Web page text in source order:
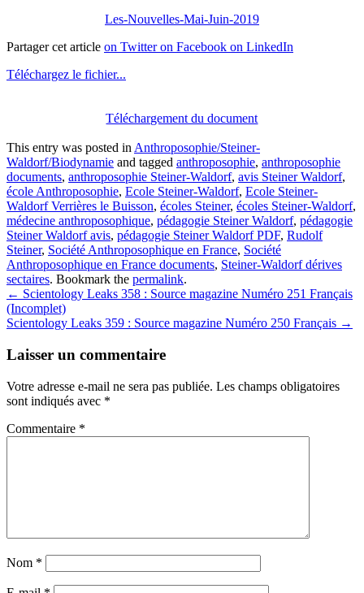
Les-Nouvelles-Mai-Juin-2019
Partager cet article on Twitter on Facebook on LinkedIn
Téléchargez le fichier...
Téléchargement du document
This entry was posted inAnthroposophie/Steiner-
Waldorf/Biodynamie and tagged anthroposophie, anthroposophie
documents, anthroposophie Steiner-Waldorf, avis Steiner Waldorf,
école Anthroposophie, Ecole Steiner-Waldorf, Ecole Steiner-
Waldorf Verrières le Buisson, écoles Steiner, écoles Steiner-Waldorf,
médecine anthroposophique, pédagogie Steiner Waldorf, pédagogie
Steiner Waldorf avis, pédagogie Steiner Waldorf PDF, Rudolf
Steiner, Société Anthroposophique en France, Société
Anthroposophique en France documents, Steiner-Waldorf dérives
sectaires. Bookmark the permalink.
Post
navigation
← Scientology Leaks 358 : Source magazine Numéro 251 Français
(Incomplet)
Scientology Leaks 359 : Source magazine Numéro 250 Français →
Laisser un commentaire
Votre adresse e-mail ne sera pas publiée. Les champs obligatoires
sont indiqués avec *
Commentaire *
Nom *